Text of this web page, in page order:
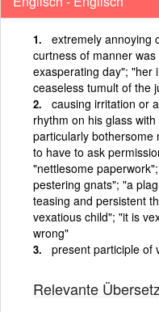
extremely annoying
curtness of manner
exasperating day"; "her
ceaseless tumult of the
causing irritation or
rhythm on his glass
particularly bothersome
to have to ask
"nettlesome
pestering gnats"; "a
teasing and persistent
vexatious child"; "it is
wrong"
present participle of
Relevante